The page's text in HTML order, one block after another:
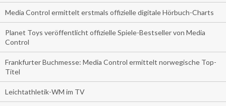
Media Control ermittelt erstmals offizielle digitale Hörbuch-Charts
Planet Toys veröffentlicht offizielle Spiele-Bestseller von Media
Control
Frankfurter Buchmesse: Media Control ermittelt norwegische Top-
Titel
Leichtathletik-WM im TV